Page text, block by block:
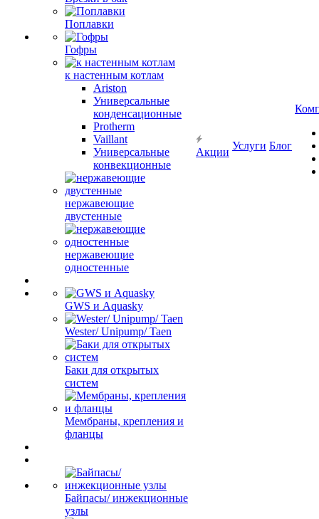
Поплавки
Гофры
к настенным котлам
Ariston
Универсальные
конденсационные
Protherm
Vaillant
Универсальные
конвекционные
нержавеющие
двустенные
нержавеющие
одностенные
GWS и Aquasky
Wester/ Unipump/ Taen
Баки для открытых
систем
Мембраны, крепления и
фланцы
Байпасы/ инжекционные
узлы
Акции
Услуги Блог